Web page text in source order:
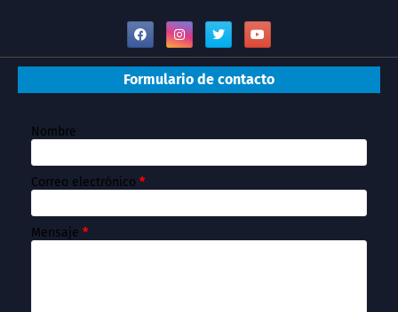
Formulario de contacto
Nombre
Correo electrónico *
Mensaje *